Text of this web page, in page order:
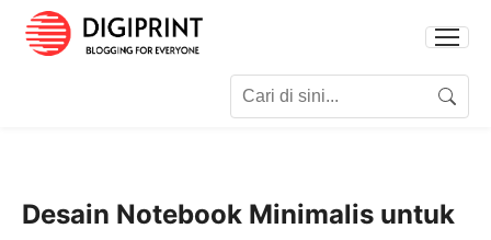
Search
Desain Notebook Minimalis untuk